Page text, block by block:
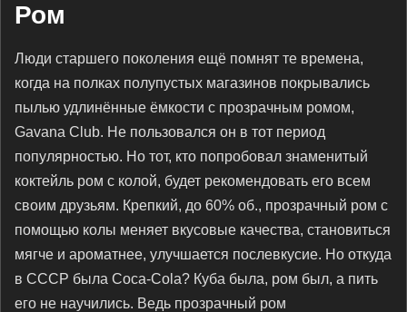
Ром
Люди старшего поколения ещё помнят те времена,
когда на полках полупустых магазинов покрывались
пылью удлинённые ёмкости с прозрачным ромом,
Gavana Club. Не пользовался он в тот период
популярностью. Но тот, кто попробовал знаменитый
коктейль ром с колой, будет рекомендовать его всем
своим друзьям. Крепкий, до 60% об., прозрачный ром с
помощью колы меняет вкусовые качества, становиться
мягче и ароматнее, улучшается послевкусие. Но откуда
в СССР была Coca-Cola? Куба была, ром был, а пить
его не научились. Ведь прозрачный ром